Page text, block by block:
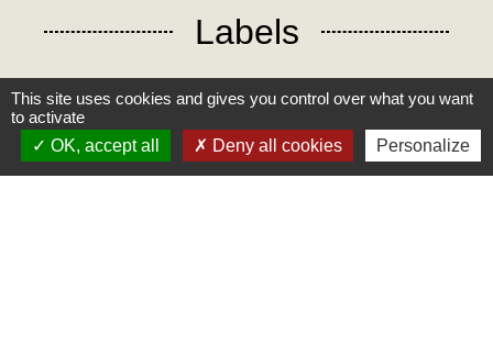
Labels
Mairie
Commune des Loges
This site uses cookies and gives you control over what you want
to activate
OK, accept all
Deny all cookies Personalize